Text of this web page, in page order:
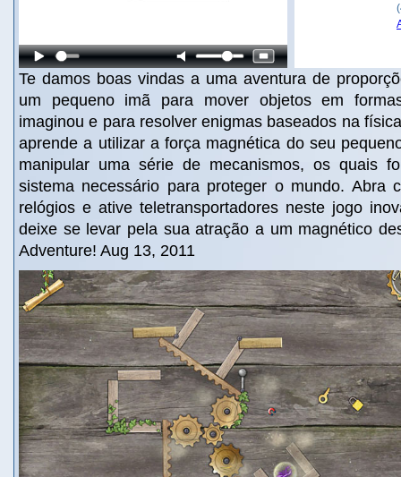
Te damos boas vindas a uma aventura de
um pequeno imã para mover objetos em
imaginou e para resolver enigmas baseados na
aprende a utilizar a força magnética do seu
manipular uma série de mecanismos, os quais
sistema necessário para proteger o mundo. Abra
relógios e ative teletransportadores neste jogo
deixe se levar pela sua atração a um magnético
Adventure! Aug 13, 2011